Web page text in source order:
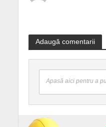
Adaugă comentarii
Apasă aici pentru a